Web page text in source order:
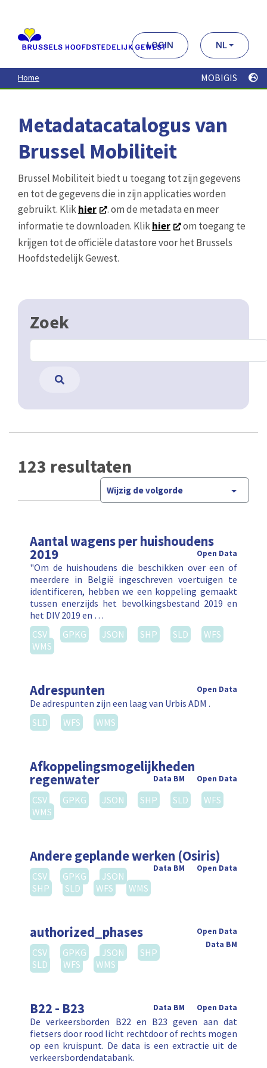
contenu
principal
LOGIN NL
Home MOBIGIS
Metadatacatalogus van
Brussel Mobiliteit
Brussel Mobiliteit biedt u toegang tot zijn gegevens
en tot de gegevens die in zijn applicaties worden
gebruikt. Klikhier
. om de metadata en meer
informatie te downloaden. Klikhier
om toegang te
krijgen tot de officiële datastore voor het Brussels
Hoofdstedelijk Gewest.
Zoek
123 resultaten
Wijzig de volgorde
Aantal wagens per huishoudens
2019 Open Data
"Om de huishoudens die beschikken over een of
meerdere in België ingeschreven voertuigen te
identificeren, hebben we een koppeling gemaakt
tussen enerzijds het bevolkingsbestand 2019 en
het DIV 2019 en …
CSV
GPKG JSON SHP SLD
WFS
WMS
Adrespunten Open Data
De adrespunten zijn een laag van Urbis ADM .
SLD
WFS WMS
Afkoppelingsmogelijkheden
regenwater Open Data
Data BM
CSV GPKG JSON SHP SLD
WFS
WMS
Andere geplande werken (Osiris)
Open Data
Data BM
CSV GPKG
JSON
SHP
SLD WFS WMS
authorized_phases
Open Data
Data BM
CSV GPKG JSON
SHP
SLD
WFS WMS
B22 - B23 Open Data
Data BM
De verkeersborden B22 en B23 geven aan dat
fietsers door rood licht rechtdoor of rechts mogen
op een kruispunt. De data is een extractie uit de
verkeersbordendatabank.